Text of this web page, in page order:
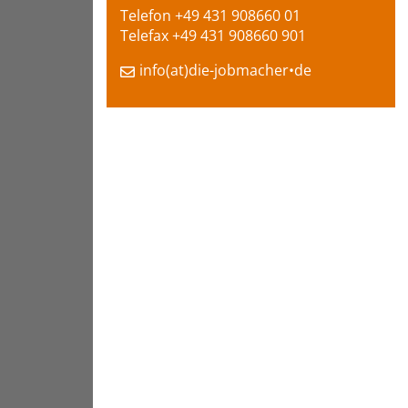
Telefon +49 431 908660 01
Telefax +49 431 908660 901
info(at)die-jobmacher•de